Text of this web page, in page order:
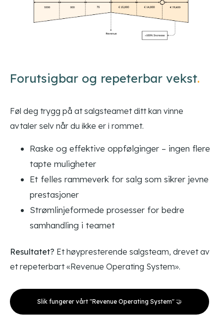
Forutsigbar og repeterbar vekst.
Føl deg trygg på at salgsteamet ditt kan vinne
avtaler selv når du ikke er i rommet.
Raske og effektive oppfølginger – ingen flere
tapte muligheter
Et felles rammeverk for salg som sikrer jevne
prestasjoner
Strømlinjeformede prosesser for bedre
samhandling i teamet
Resultatet? Et høypresterende salgsteam, drevet av
et repeterbart «Revenue Operating System».
Slik fungerer vårt "Revenue Operating System" 🤝